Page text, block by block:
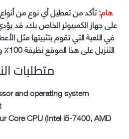
هام:تأكد من تعطيل أي نوع من
على جهاز الكمبيوتر الخاص بك. قد
في اللعبة التي تقوم بتثبيتها مثل
التنزيل على هذا الموقع نظيفة 100٪ ولا تحتوي على أي فيروس!
متطلبات
and operating system
Core CPU (Intel i5-7400, AMD